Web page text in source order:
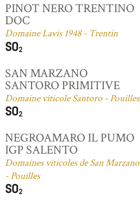
PINOT NERO TRENTINO
DOC
Domaine Lavis 1948 - Trentin
SAN MARZANO
SANTORO PRIMITIVE
Domaine viticole Santoro - Pouilles
NEGROAMARO IL PUMO
IGP SALENTO
Domaines viticoles de San Marzano
- Pouilles